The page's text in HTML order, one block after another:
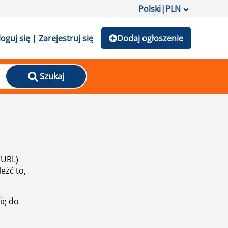
Polski|PLN
się | Zarejestruj się Dodaj ogłoszenie
Szukaj
to,
do